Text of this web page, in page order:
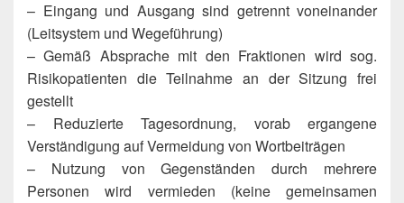
– Eingang und Ausgang sind getrennt voneinander
(Leitsystem und Wegeführung)
– Gemäß Absprache mit den Fraktionen wird sog.
Risikopatienten die Teilnahme an der Sitzung frei
gestellt
– Reduzierte Tagesordnung, vorab ergangene
Verständigung auf Vermeidung von Wortbeiträgen
– Nutzung von Gegenständen durch mehrere
Personen wird vermieden (keine gemeinsamen